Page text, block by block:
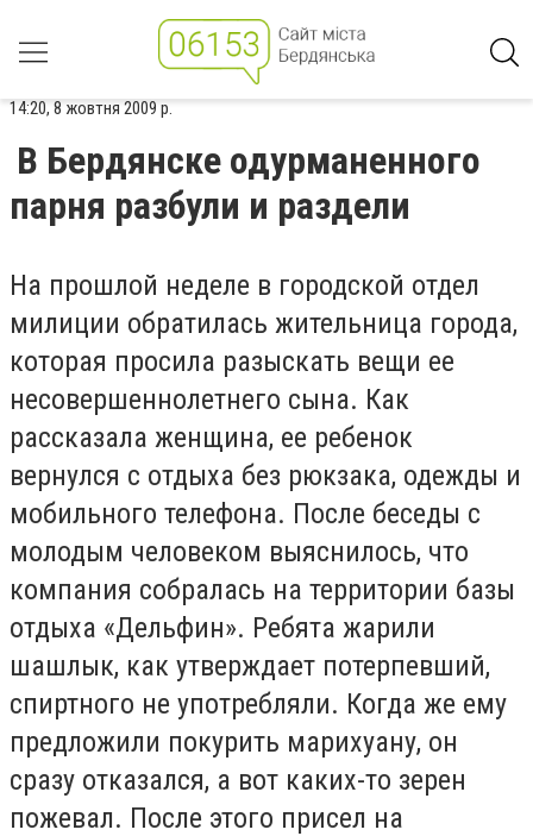
14:20, 8 жовтня 2009 р.
В Бердянске одурманенного
парня разбули и раздели
На прошлой неделе в городской отдел
милиции обратилась жительница города,
которая просила разыскать вещи ее
несовершеннолетнего сына. Как
рассказала женщина, ее ребенок
вернулся с отдыха без рюкзака, одежды и
мобильного телефона. После беседы с
молодым человеком выяснилось, что
компания собралась на территории базы
отдыха «Дельфин». Ребята жарили
шашлык, как утверждает потерпевший,
спиртного не употребляли. Когда же ему
предложили покурить марихуану, он
сразу отказался, а вот каких-то зерен
пожевал. После этого присел на